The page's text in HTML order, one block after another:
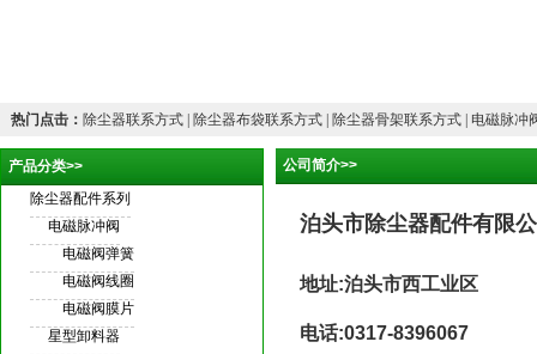
热门点击： 除尘器联系方式 除尘器布袋联系方式 除尘器骨架联系方式 电磁脉冲
产品分类>>
除尘器配件系列
电磁脉冲阀
电磁阀弹簧
电磁阀线圈
电磁阀膜片
星型卸料器
公司简介>>
泊头市除尘器配件有限
地址:泊头市西工业区
电话:0317-8396067